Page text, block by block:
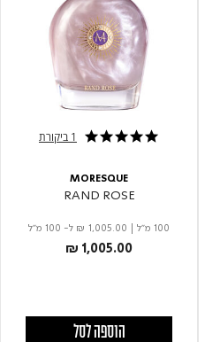
5.0 star rating 1 ביקורת
MORESQUE
RAND ROSE
100 מ"ל ₪ 1,005.00 ל- 100 מ"ל
₪ 1,005.00
הוספה לסל